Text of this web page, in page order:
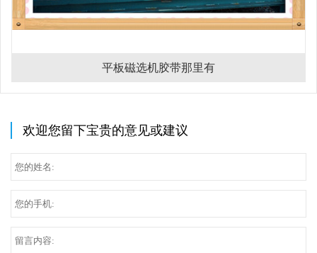
平板磁选机胶带那里有
欢迎您留下宝贵的意见或建议